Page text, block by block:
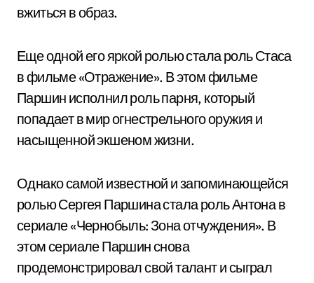
вжиться в образ.
Еще одной его яркой ролью стала роль Стаса
в фильме «Отражение». В этом фильме
Паршин исполнил роль парня, который
попадает в мир огнестрельного оружия и
насыщенной экшеном жизни.
Однако самой известной и запоминающейся
ролью Сергея Паршина стала роль Антона в
сериале «Чернобыль: Зона отчуждения». В
этом сериале Паршин снова
продемонстрировал свой талант и сыграл